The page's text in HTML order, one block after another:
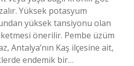
Yüksek potasyum
yüksek tansiyonu olan
önerilir. Pembe üzüm
Antalya’nın Kaş ilçesine ait,
endemik bir…